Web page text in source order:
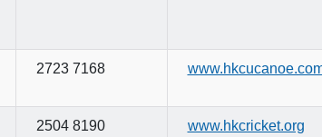
2723 7168
2504 8190 www.hkcricket.org